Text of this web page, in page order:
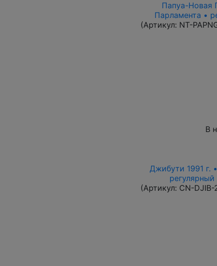
Папуа-Новая
Парламента •
(Артикул: NT-
В
Джибути 1991 г.
(Артикул: CN-DJIB-